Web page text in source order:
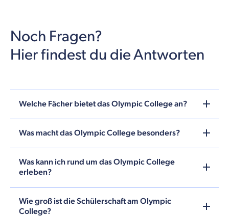
Noch Fragen?
Hier findest du die Antworten
Welche Fächer bietet das Olympic College an?
Was macht das Olympic College besonders?
Was kann ich rund um das Olympic College
erleben?
Wie groß ist die Schülerschaft am Olympic
College?